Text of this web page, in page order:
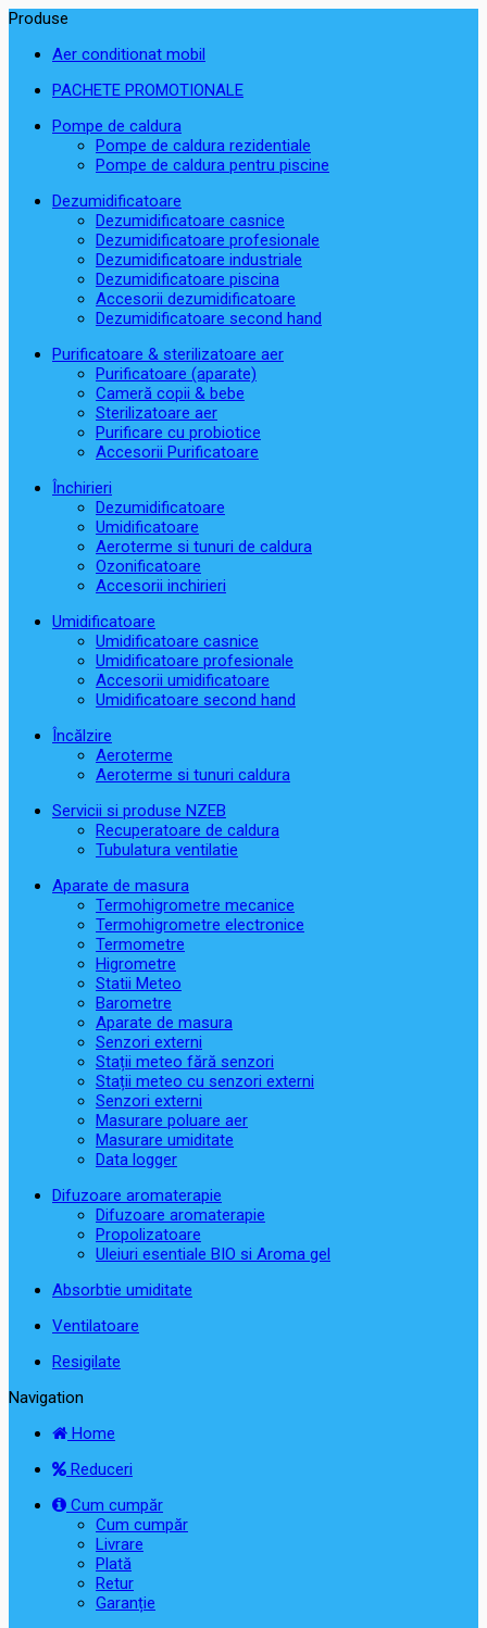
Produse
Aer conditionat mobil
PACHETE PROMOTIONALE
Pompe de caldura
Pompe de caldura rezidentiale
Pompe de caldura pentru piscine
Dezumidificatoare
Dezumidificatoare casnice
Dezumidificatoare profesionale
Dezumidificatoare industriale
Dezumidificatoare piscina
Accesorii dezumidificatoare
Dezumidificatoare second hand
Purificatoare & sterilizatoare aer
Purificatoare (aparate)
Cameră copii & bebe
Sterilizatoare aer
Purificare cu probiotice
Accesorii Purificatoare
Închirieri
Dezumidificatoare
Umidificatoare
Aeroterme si tunuri de caldura
Ozonificatoare
Accesorii inchirieri
Umidificatoare
Umidificatoare casnice
Umidificatoare profesionale
Accesorii umidificatoare
Umidificatoare second hand
Încălzire
Aeroterme
Aeroterme si tunuri caldura
Servicii si produse NZEB
Recuperatoare de caldura
Tubulatura ventilatie
Aparate de masura
Termohigrometre mecanice
Termohigrometre electronice
Termometre
Higrometre
Statii Meteo
Barometre
Aparate de masura
Senzori externi
Stații meteo fără senzori
Stații meteo cu senzori externi
Senzori externi
Masurare poluare aer
Masurare umiditate
Data logger
Difuzoare aromaterapie
Difuzoare aromaterapie
Propolizatoare
Uleiuri esentiale BIO si Aroma gel
Absorbtie umiditate
Ventilatoare
Resigilate
Navigation
Home
Reduceri
Cum cumpăr
Cum cumpăr
Livrare
Plată
Retur
Garanție